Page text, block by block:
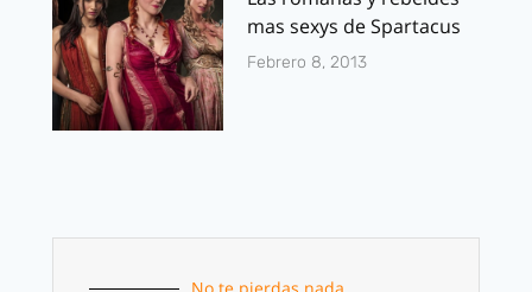
mas sexys de Spartacus
Febrero 8, 2013